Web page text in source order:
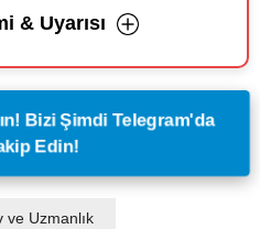
& Uyarısı
Bizi Şimdi Telegram'da
Edin!
ve Uzmanlık